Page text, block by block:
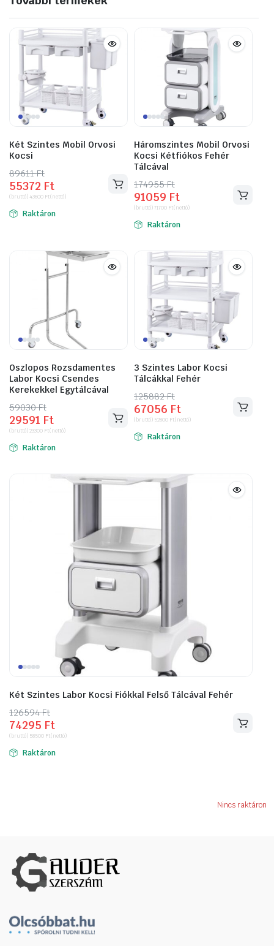
Két Szintes Mobil Orvosi
Kocsi
89611Ft
Original
price
was:
89611 Ft.
55372 Ft
Current
price
is:
55372 Ft.
(bruttó) 43600 Ft(nettó)
Raktáron
Háromszintes Mobil Orvosi
Kocsi Kétfiókos Fehér
Tálcával
174955Ft
Original
price
was:
174955 Ft.
91059 Ft
Current
price
is:
91059 Ft.
(bruttó)71700 Ft(nettó)
Raktáron
Oszlopos Rozsdamentes
Labor Kocsi Csendes
Kerekekkel Egytálcával
59030Ft
Original
price
was:
59030 Ft.
29591 Ft
Current
price
is:
29591 Ft.
(bruttó)23300 Ft(nettó)
Raktáron
3 Szintes Labor Kocsi
Tálcákkal Fehér
125882Ft
Original
price
was:
125882 Ft.
67056 Ft
Current
price
is:
67056 Ft.
(bruttó) 52800 Ft(nettó)
Raktáron
Két Szintes Labor Kocsi Fiókkal Felső Tálcával Fehér
126594Ft
Original
price
was:
126594 Ft.
74295 Ft
Current
price
is:
74295 Ft.
(bruttó) 58500 Ft(nettó)
Raktáron
Nincs raktáron